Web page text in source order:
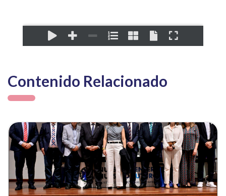
Contenido Relacionado
Ver noticia